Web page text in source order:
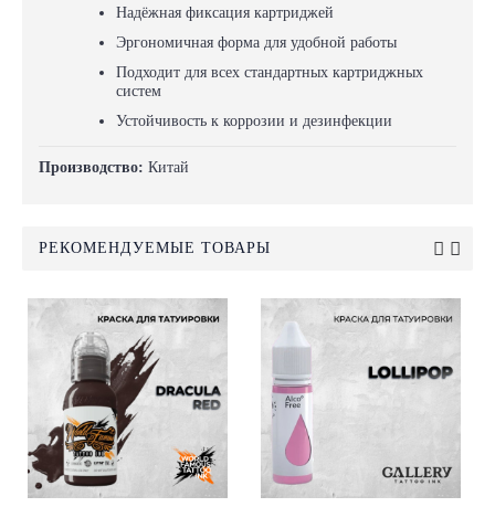
Надёжная фиксация картриджей
Эргономичная форма для удобной работы
Подходит для всех стандартных картриджных
систем
Устойчивость к коррозии и дезинфекции
Производство: Китай
РЕКОМЕНДУЕМЫЕ ТОВАРЫ